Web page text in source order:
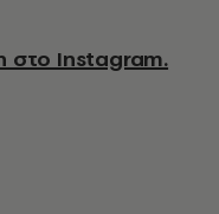
στο Instagram.